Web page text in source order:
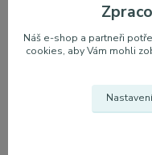
✅ Přesné výřezy – žádné
✅ Samoregenerační
PPF fólie částečně
Náš e-shop a partneři
cookies, aby Vám mohli